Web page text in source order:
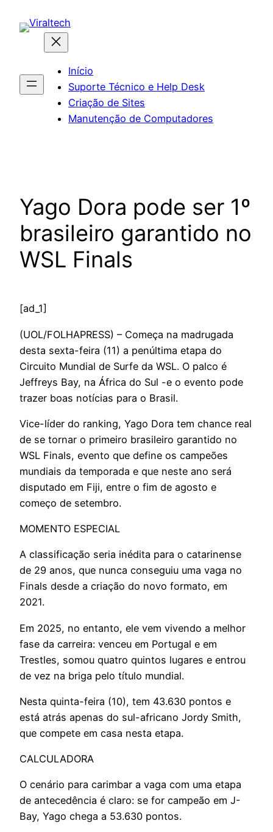
para
Início
Suporte Técnico e Help Desk
Criação de Sites
Manutenção de Computadores
Yago Dora pode ser 1º
brasileiro garantido no
WSL Finals
[ad_1]
(UOL/FOLHAPRESS) – Começa na madrugada
desta sexta-feira (11) a penúltima etapa do
Circuito Mundial de Surfe da WSL. O palco é
Jeffreys Bay, na África do Sul -e o evento pode
trazer boas notícias para o Brasil.
Vice-líder do ranking, Yago Dora tem chance real
de se tornar o primeiro brasileiro garantido no
WSL Finals, evento que define os campeões
mundiais da temporada e que neste ano será
disputado em Fiji, entre o fim de agosto e
começo de setembro.
MOMENTO ESPECIAL
A classificação seria inédita para o catarinense
de 29 anos, que nunca conseguiu uma vaga no
Finals desde a criação do novo formato, em
2021.
Em 2025, no entanto, ele vem vivendo a melhor
fase da carreira: venceu em Portugal e em
Trestles, somou quatro quintos lugares e entrou
de vez na briga pelo título mundial.
Nesta quinta-feira (10), tem 43.630 pontos e
está atrás apenas do sul-africano Jordy Smith,
que compete em casa nesta etapa.
CALCULADORA
O cenário para carimbar a vaga com uma etapa
de antecedência é claro: se for campeão em J-
Bay, Yago chega a 53.630 pontos.